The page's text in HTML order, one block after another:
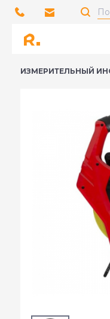
ИЗМЕРИТЕЛЬНЫЙ